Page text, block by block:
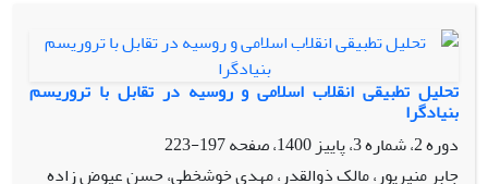
تحلیل تطبیقی انقلاب اسلامی و روسیه در تقابل با تروریسم
بنیادگرا
دوره 2، شماره 3، پاییز 1400، صفحه
197-223
جابر منیرپور، مالک ذوالقدر، مهدی خوشخطی، حسن عیوض زاده